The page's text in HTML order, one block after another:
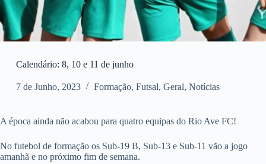
Calendário: 8, 10 e 11 de junho
7 de Junho, 2023 Formação, Futsal, Geral, Notícias
A época ainda não acabou para quatro equipas do Rio Ave FC!
No futebol de formação os Sub-19 B, Sub-13 e Sub-11 vão a jogo
amanhã e no próximo fim de semana.